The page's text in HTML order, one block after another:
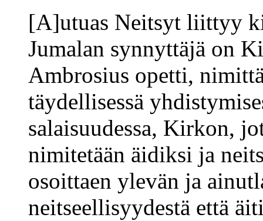
[A]utuas Neitsyt liittyy
Jumalan synnyttäjä on
Ambrosius opetti,
täydellisessä
salaisuudessa, Kirkon,
nimitetään äidiksi ja
osoittaen ylevän ja
neitseellisyydestä että